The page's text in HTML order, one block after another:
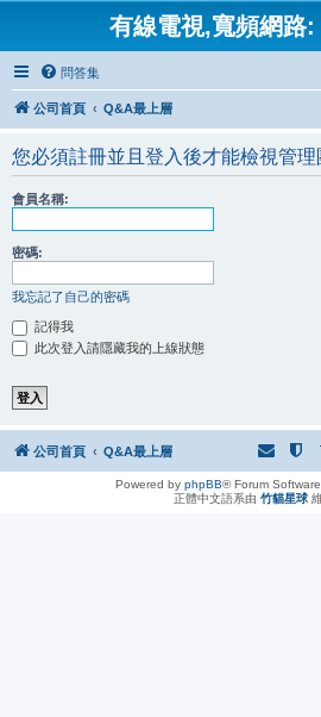
有線電視,寬頻網路:
問答集
公司首頁 Q&A最上層
您必須註冊並且登入後才能檢視管理
會員名稱:
密碼:
我忘記了自己的密碼
記得我
此次登入請隱藏我的上線狀態
公司首頁 Q&A最上層
Powered by phpBB® Forum
正體中文語系由 竹貓星球